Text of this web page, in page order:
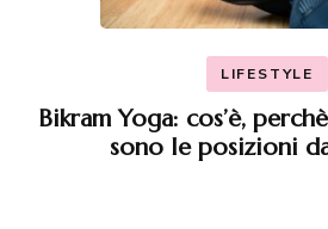
LIFESTYLE
Bikram Yoga: cos’è,
sono le posizioni